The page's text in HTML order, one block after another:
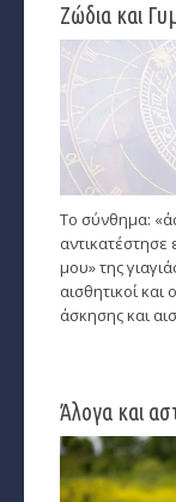
Χαρακτηριστικά
Καρκίνος
Παρθένος
Σκορπιός
Ζώδια και
Το σύνθημα:
αντικατέστησε
μου» της
αισθητικοί
άσκησης και
Άλογα και